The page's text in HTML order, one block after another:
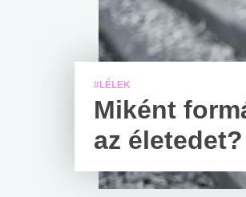
#LÉLEK
Miként
az életedet?